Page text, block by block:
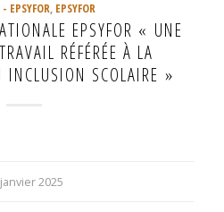
EPSYFOR, EPSYFOR
EPSYFOR « UNE
RÉFÉRÉE À LA
INCLUSION SCOLAIRE »
2025